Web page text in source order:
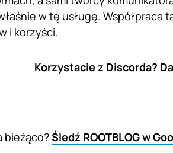
w tę usługę. Współpraca
i korzyści.
Korzystacie z Discorda?
bieżąco?Śledź ROOTBLOG w